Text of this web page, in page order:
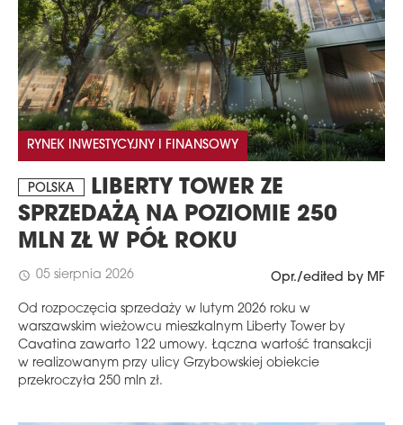
RYNEK INWESTYCYJNY I FINANSOWY
POLSKA
LIBERTY TOWER ZE
SPRZEDAŻĄ NA POZIOMIE 250
MLN ZŁ W PÓŁ ROKU
schedule 05 sierpnia 2026 Opr./edited by MF
Od rozpoczęcia sprzedaży w lutym 2026 roku w
warszawskim wieżowcu mieszkalnym Liberty Tower by
Cavatina zawarto 122 umowy. Łączna wartość transakcji
w realizowanym przy ulicy Grzybowskiej obiekcie
przekroczyła 250 mln zł.